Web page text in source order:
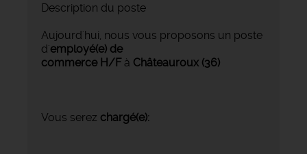
Description du poste
Aujourd'hui, nous vous proposons un poste
d'employé(e) de
commerce H/Fà Châteauroux (36)
Vous serez chargé(e):